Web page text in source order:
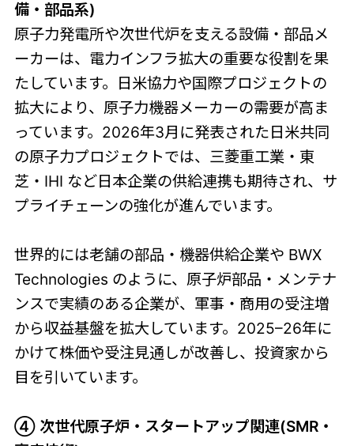
備・部品系)
原子力発電所や次世代炉を支える設備・部品メ
ーカーは、電力インフラ拡大の重要な役割を果
たしています。日米協力や国際プロジェクトの
拡大により、原子力機器メーカーの需要が高ま
っています。2026年3月に発表された日米共同
の原子力プロジェクトでは、三菱重工業・東
芝・IHI など日本企業の供給連携も期待され、サ
プライチェーンの強化が進んでいます。
世界的には老舗の部品・機器供給企業や BWX
Technologies のように、原子炉部品・メンテナ
ンスで実績のある企業が、軍事・商用の受注増
から収益基盤を拡大しています。2025–26年に
かけて株価や受注見通しが改善し、投資家から
目を引いています。
④ 次世代原子炉・スタートアップ関連(SMR・